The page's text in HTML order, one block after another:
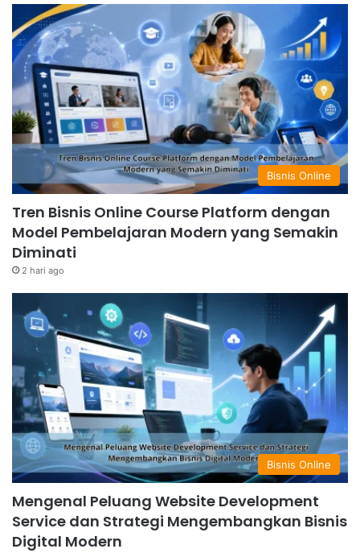
Bisnis Online
Tren Bisnis Online Course Platform dengan
Model Pembelajaran Modern yang Semakin
Diminati
2 hari ago
Bisnis Online
Mengenal Peluang Website Development
Service dan Strategi Mengembangkan Bisnis
Digital Modern